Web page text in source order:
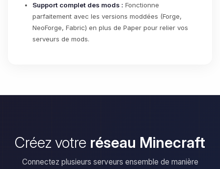
Support complet des mods : Fonctionne
parfaitement avec les versions moddées (Forge,
NeoForge, Fabric) en plus de Paper pour relier vos
serveurs de mods.
Créez votre réseau Minecraft
Connectez plusieurs serveurs ensemble de manière